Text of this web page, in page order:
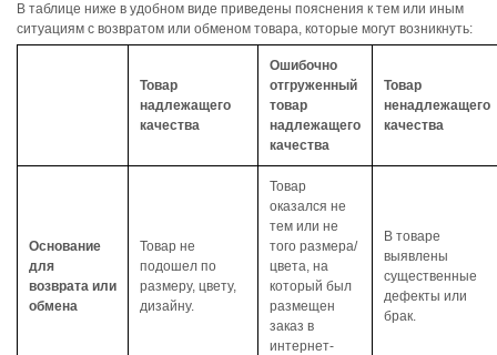
В таблице ниже в удобном виде приведены пояснения к тем или иным
ситуациям с возвратом или обменом товара, которые могут возникнуть:
Товар
надлежащего
качества
Ошибочно
отгруженный
товар
надлежащего
качества
Товар
ненадлежащего
качества
Основание
для
возврата или
обмена
Товар не
подошел по
размеру, цвету,
дизайну.
Товар
оказался не
тем или не
того размера/
цвета, на
который был
размещен
заказ в
интернет-
В товаре
выявлены
существенные
дефекты или
брак.